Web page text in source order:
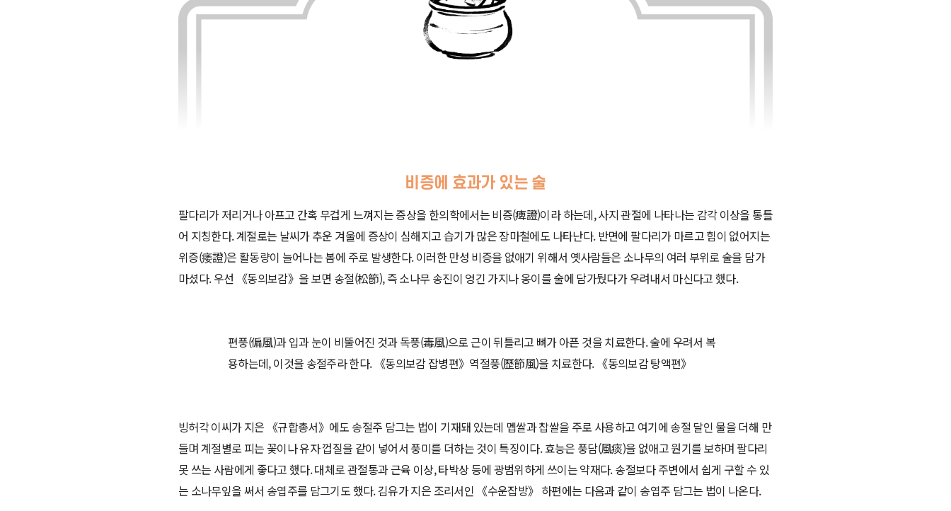
비증에 효과가 있는 술
팔다리가 저리거나 아프고 간혹 무겁게 느껴지는 증상을 한의학에서는 비증(痺證)이라 하는데, 사지 관절에 나타나는 감각 이상을 통틀
어 지칭한다. 계절로는 날씨가 추운 겨울에 증상이 심해지고 습기가 많은 장마철에도 나타난다. 반면에 팔다리가 마르고 힘이 없어지는
위증(痿證)은 활동량이 늘어나는 봄에 주로 발생한다. 이러한 만성 비증을 없애기 위해서 옛사람들은 소나무의 여러 부위로 술을 담가
마셨다. 우선 《동의보감》을 보면 송절(松節), 즉 소나무 송진이 엉긴 가지나 옹이를 술에 담가뒀다가 우려내서 마신다고 했다.
편풍(偏風)과 입과 눈이 비뚤어진 것과 독풍(毒風)으로 근이 뒤틀리고 뼈가 아픈 것을 치료한다. 술에 우려서 복
용하는데, 이것을 송절주라 한다. 《동의보감 잡병편》역절풍(歷節風)을 치료한다. 《동의보감 탕액편》
빙허각 이씨가 지은 《규합총서》에도 송절주 담그는 법이 기재돼 있는데 멥쌀과 찹쌀을 주로 사용하고 여기에 송절 달인 물을 더해 만
들며 계절별로 피는 꽃이나 유자 껍질을 같이 넣어서 풍미를 더하는 것이 특징이다. 효능은 풍담(風痰)을 없애고 원기를 보하며 팔다리
못 쓰는 사람에게 좋다고 했다. 대체로 관절통과 근육 이상, 타박상 등에 광범위하게 쓰이는 약재다. 송절보다 주변에서 쉽게 구할 수 있
는 소나무잎을 써서 송엽주를 담그기도 했다. 김유가 지은 조리서인 《수운잡방》 하편에는 다음과 같이 송엽주 담그는 법이 나온다.